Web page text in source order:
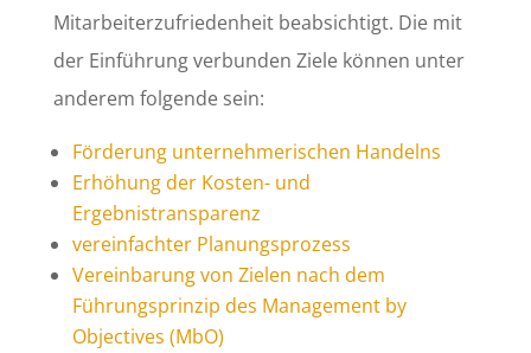
Mitarbeiterzufriedenheit beabsichtigt. Die mit
der Einführung verbunden Ziele können unter
anderem folgende sein:
Förderung unternehmerischen Handelns
Erhöhung der Kosten- und
Ergebnistransparenz
vereinfachter Planungsprozess
Vereinbarung von Zielen nach dem
Führungsprinzip des Management by
Objectives (MbO)